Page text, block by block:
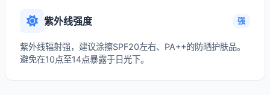
紫外线强度 强
紫外线辐射强，建议涂擦SPF20左右、PA++的防晒护肤品。
避免在10点至14点暴露于日光下。